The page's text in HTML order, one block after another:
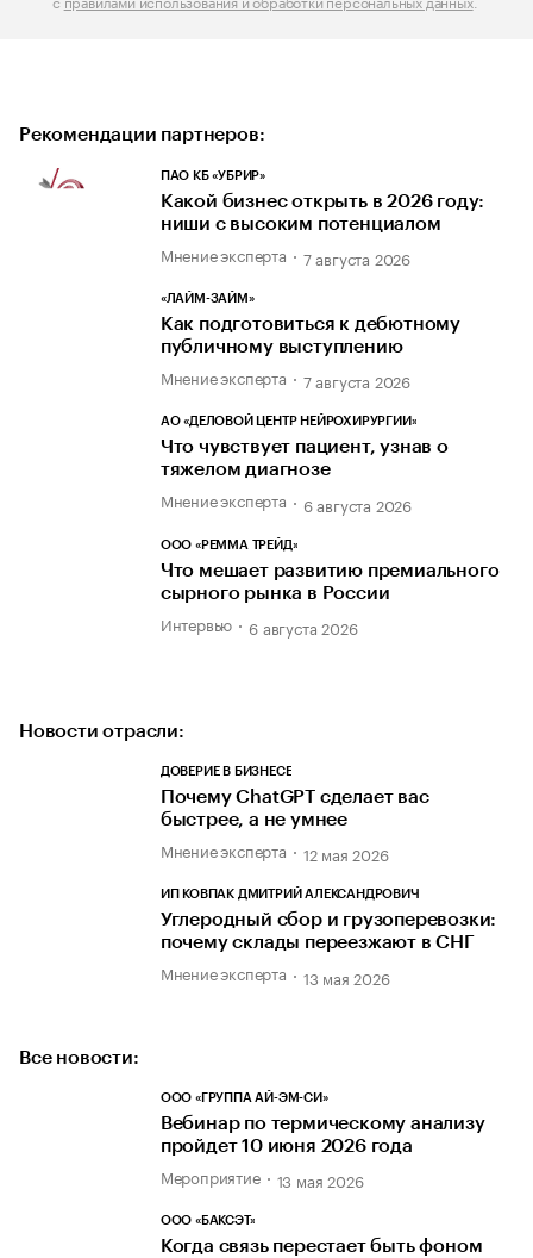
Рекомендации партнеров:
ПАО КБ «УБРИР»
Какой бизнес открыть в 2026 году:
ниши с высоким потенциалом
Мнение эксперта 7 августа 2026
«ЛАЙМ-ЗАЙМ»
Как подготовиться к дебютному
публичному выступлению
Мнение эксперта 7 августа 2026
АО «ДЕЛОВОЙ ЦЕНТР НЕЙРОХИРУРГИИ»
Что чувствует пациент, узнав о
тяжелом диагнозе
Мнение эксперта 6 августа 2026
ООО «РЕММА ТРЕЙД»
Что мешает развитию премиального
сырного рынка в России
Интервью 6 августа 2026
Новости отрасли:
ДОВЕРИЕ В БИЗНЕСЕ
Почему ChatGPT сделает вас
быстрее, а не умнее
Мнение эксперта 12 мая 2026
ИП КОВПАК ДМИТРИЙ АЛЕКСАНДРОВИЧ
Углеродный сбор и грузоперевозки:
почему склады переезжают в СНГ
Мнение эксперта 13 мая 2026
Все новости:
ООО «ГРУППА АЙ-ЭМ-СИ»
Вебинар по термическому анализу
пройдет 10 июня 2026 года
Мероприятие 13 мая 2026
ООО «БАКСЭТ»
Когда связь перестает быть фоном